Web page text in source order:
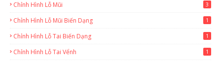
Chỉnh Hình Lỗ Mũi 3
Chỉnh Hình Lỗ Mũi Biến Dạng 1
Chỉnh Hình Lỗ Tai Biến Dạng 1
Chỉnh Hình Lỗ Tai Vểnh 1